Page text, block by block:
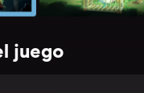
juego